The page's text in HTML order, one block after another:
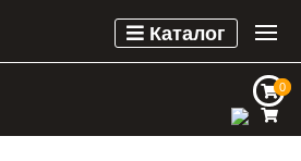
Каталог
0
0